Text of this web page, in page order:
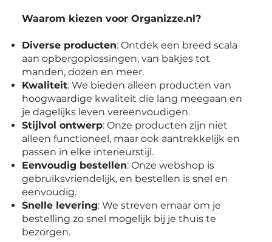
Waarom kiezen voor Organizze.nl?
Diverse producten: Ontdek een breed scala
aan opbergoplossingen, van bakjes tot
manden, dozen en meer.
Kwaliteit: We bieden alleen producten van
hoogwaardige kwaliteit die lang meegaan en
je dagelijks leven vereenvoudigen.
Stijlvol ontwerp: Onze producten zijn niet
alleen functioneel, maar ook aantrekkelijk en
passen in elke interieurstijl.
Eenvoudig bestellen: Onze webshop is
gebruiksvriendelijk, en bestellen is snel en
eenvoudig.
Snelle levering: We streven ernaar om je
bestelling zo snel mogelijk bij je thuis te
bezorgen.